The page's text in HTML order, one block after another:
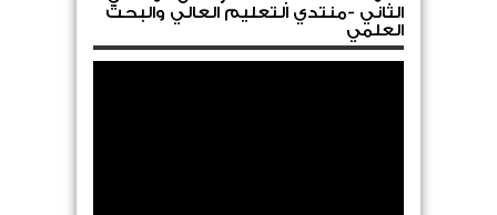
الثاني -منتدي التعليم العالي والبحث
العلمي